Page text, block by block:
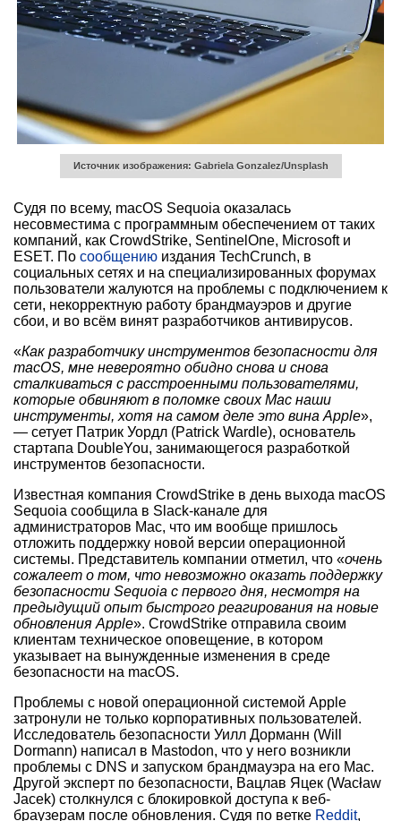
Источник изображения: Gabriela Gonzalez/Unsplash
Судя по всему, macOS Sequoia оказалась
несовместима с программным обеспечением от таких
компаний, как CrowdStrike, SentinelOne, Microsoft и
ESET. По сообщению издания TechCrunch, в
социальных сетях и на специализированных форумах
пользователи жалуются на проблемы с подключением к
сети, некорректную работу брандмауэров и другие
сбои, и во всём винят разработчиков антивирусов.
«Как разработчику инструментов безопасности для
macOS, мне невероятно обидно снова и снова
сталкиваться с расстроенными пользователями,
которые обвиняют в поломке своих Mac наши
инструменты, хотя на самом деле это вина Apple»,
— сетует Патрик Уордл (Patrick Wardle), основатель
стартапа DoubleYou, занимающегося разработкой
инструментов безопасности.
Известная компания CrowdStrike в день выхода macOS
Sequoia сообщила в Slack-канале для
администраторов Mac, что им вообще пришлось
отложить поддержку новой версии операционной
системы. Представитель компании отметил, что «очень
сожалеет о том, что невозможно оказать поддержку
безопасности Sequoia с первого дня, несмотря на
предыдущий опыт быстрого реагирования на новые
обновления Apple». CrowdStrike отправила своим
клиентам техническое оповещение, в котором
указывает на вынужденные изменения в среде
безопасности на macOS.
Проблемы с новой операционной системой Apple
затронули не только корпоративных пользователей.
Исследователь безопасности Уилл Дорманн (Will
Dormann) написал в Mastodon, что у него возникли
проблемы с DNS и запуском брандмауэра на его Mac.
Другой эксперт по безопасности, Вацлав Яцек (Wacław
Jacek) столкнулся с блокировкой доступа к веб-
браузерам после обновления. Судя по ветке Reddit,